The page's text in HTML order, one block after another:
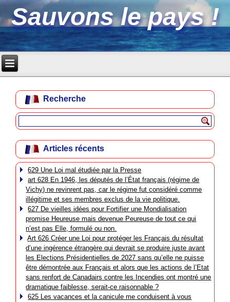
Sauvons le pays !
Recherche
Articles récents
629 Une Loi mal étudiée par la Presse
art 628 En 1946, les députés de l’État français (régime de
Vichy) ne revinrent pas, car le régime fut considéré comme
illégitime et ses membres exclus de la vie politique.
627 De vieilles idées pour Fortifier une Mondialisation
promise Heureuse mais devenue Peureuse de tout ce qui
n’est pas Elle, formulé ou non.
Art 626 Créer une Loi pour protéger les Français du résultat
d’une ingérence étrangère qui devrait se produire juste avant
les Elections Présidentielles de 2027 sans qu’elle ne puisse
être démontrée aux Français et alors que les actions de l’Etat
sans renfort de Canadairs contre les Incendies ont montré une
dramatique faiblesse, serait-ce raisonnable ?
625 Les vacances et la canicule me conduisent à vous